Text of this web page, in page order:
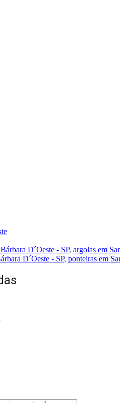
D´Oeste - SP, argolas em
D´Oeste - SP, ponteiras em